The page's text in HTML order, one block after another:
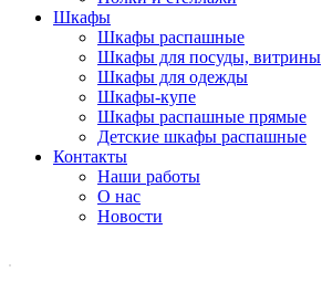
Шкафы
Шкафы распашные
Шкафы для посуды, витрины
Шкафы для одежды
Шкафы-купе
Шкафы распашные прямые
Детские шкафы распашные
Контакты
Наши работы
О нас
Новости